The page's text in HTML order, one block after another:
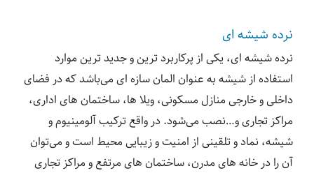
نرده شیشه ای
نرده شیشه ای، یکی از پرکاربرد ترین و جدید ترین موارد
استفاده از شیشه به عنوان المان سازه ای می‌باشد که در فضای
داخلی و خارجی منازل مسکونی، ویلا ها، ساختمان های اداری،
مراکز تجاری و…نصب می‌شود. در واقع ترکیب آلومینیوم و
شیشه، نماد و تلقینی از امنیت و زیبایی محیط است و می‌توان
آن را در خانه های مدرن، ساختمان های مرتفع و مراکز تجاری